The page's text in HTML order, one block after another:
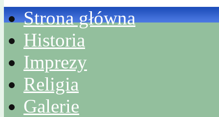
Strona główna
Historia
Imprezy
Religia
Galerie